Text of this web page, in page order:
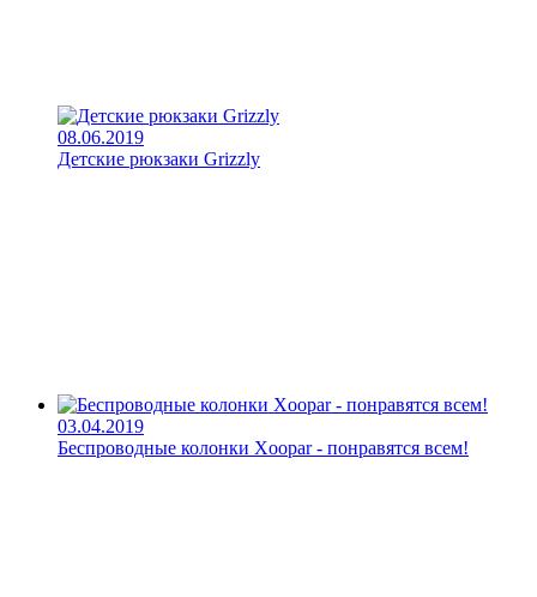
08.06.2019
Детские рюкзаки Grizzly
03.04.2019
Беспроводные колонки Xoopar - понравятся всем!